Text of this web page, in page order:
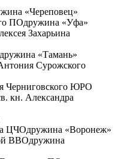
«Череповец»
ПОдружина «Уфа»
Захарьина
дружина «Тамань»
Сурожского
Черниговского ЮРО
кн. Александра
ЦЧОдружина «Воронеж»
ВВОдружина